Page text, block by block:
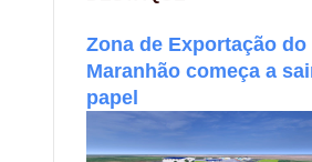
Zona de Exportação do
Maranhão começa a
papel